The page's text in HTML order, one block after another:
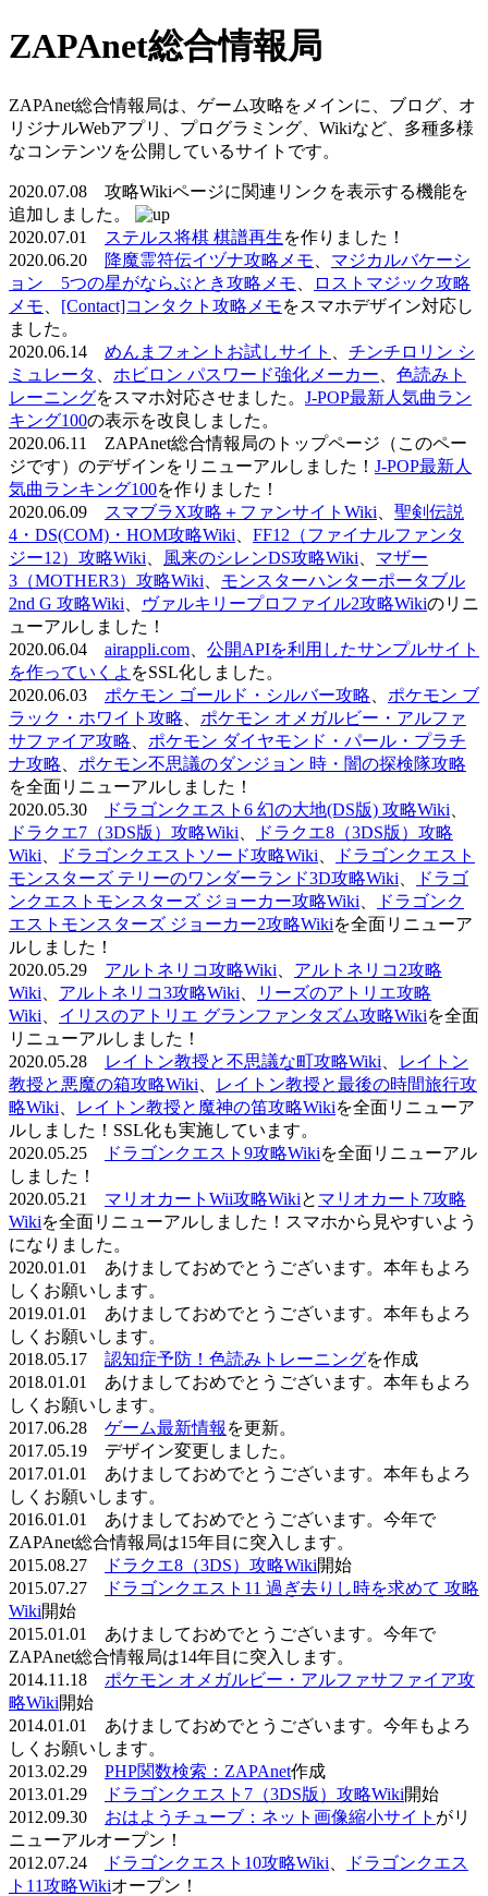
ZAPAnet総合情報局
ZAPAnet総合情報局は、ゲーム攻略をメインに、ブログ、オ
リジナルWebアプリ、プログラミング、Wikiなど、多種多様
なコンテンツを公開しているサイトです。
2020.07.08 攻略Wikiページに関連リンクを表示する機能を
追加しました。
2020.07.01
ステルス将棋 棋譜再生を作りました！
2020.06.20
降魔霊符伝イヅナ攻略メモ
マジカルバケーシ
ョン 5つの星がならぶとき攻略メモ
ロストマジック攻略
メモ
[Contact]コンタクト攻略メモをスマホデザイン対応し
ました。
2020.06.14 めんまフォントお試しサイト
チンチロリン シ
ミュレータ
ホビロン パスワード強化メーカー
色読みト
レーニングをスマホ対応させました。 J-POP最新人気曲ラン
キング100の表示を改良しました。
2020.06.11 ZAPAnet総合情報局のトップページ（このペー
ジです）のデザインをリニューアルしました！ J-POP最新人
気曲ランキング100を作りました！
2020.06.09
スマブラX攻略＋ファンサイトWiki
聖剣伝説
4・DS(COM)・HOM攻略Wiki
FF12（ファイナルファンタ
ジー12）攻略Wiki
風来のシレンDS攻略Wiki
マザー
3（MOTHER3）攻略Wiki
モンスターハンターポータブル
2nd G 攻略Wiki
ヴァルキリープロファイル2攻略Wikiのリニ
ューアルしました！
2020.06.04 airappli.com
公開APIを利用したサンプルサイト
を作っていくよ をSSL化しました。
2020.06.03 ポケモン ゴールド・シルバー攻略
ポケモン ブ
ラック・ホワイト攻略
ポケモン オメガルビー・アルファ
サファイア攻略
ポケモン ダイヤモンド・パール・プラチ
ナ攻略
ポケモン不思議のダンジョン 時・闇の探検隊攻略
を全面リニューアルしました！
2020.05.30
ドラゴンクエスト6 幻の大地(DS版) 攻略Wiki
ドラクエ7（3DS版）攻略Wiki
ドラクエ8（3DS版）攻略
Wiki
ドラゴンクエストソード攻略Wiki
ドラゴンクエスト
モンスターズ テリーのワンダーランド3D攻略Wiki
ドラゴ
ンクエストモンスターズ ジョーカー攻略Wiki
ドラゴンク
エストモンスターズ ジョーカー2攻略Wikiを全面リニューア
ルしました！
2020.05.29 アルトネリコ攻略Wiki
アルトネリコ2攻略
Wiki
アルトネリコ3攻略Wiki
リーズのアトリエ攻略
Wiki
イリスのアトリエ グランファンタズム攻略Wikiを全面
リニューアルしました！
2020.05.28
レイトン教授と不思議な町攻略Wiki
レイトン
教授と悪魔の箱攻略Wiki
レイトン教授と最後の時間旅行攻
略Wiki
レイトン教授と魔神の笛攻略Wikiを全面リニューア
ルしました！SSL化も実施しています。
2020.05.25
ドラゴンクエスト9攻略Wikiを全面リニューアル
しました！
2020.05.21 マリオカートWii攻略Wikiと マリオカート7攻略
Wikiを全面リニューアルしました！スマホから見やすいよう
になりました。
2020.01.01 あけましておめでとうございます。本年もよろ
しくお願いします。
2019.01.01 あけましておめでとうございます。本年もよろ
しくお願いします。
2018.05.17 認知症予防！色読みトレーニングを作成
2018.01.01 あけましておめでとうございます。本年もよろ
しくお願いします。
2017.06.28 ゲーム最新情報 を更新。
2017.05.19 デザイン変更しました。
2017.01.01 あけましておめでとうございます。本年もよろ
しくお願いします。
2016.01.01 あけましておめでとうございます。今年で
ZAPAnet総合情報局は15年目に突入します。
2015.08.27
ドラクエ8（3DS）攻略Wiki開始
2015.07.27
ドラゴンクエスト11 過ぎ去りし時を求めて 攻略
Wiki開始
2015.01.01 あけましておめでとうございます。今年で
ZAPAnet総合情報局は14年目に突入します。
2014.11.18 ポケモン オメガルビー・アルファサファイア攻
略Wiki開始
2014.01.01 あけましておめでとうございます。今年もよろ
しくお願いします。
2013.02.29 PHP関数検索：ZAPAnet作成
2013.01.29
ドラゴンクエスト7（3DS版）攻略Wiki開始
2012.09.30 おはようチューブ：ネット画像縮小サイト がリ
ニューアルオープン！
2012.07.24
ドラゴンクエスト10攻略Wiki
ドラゴンクエス
ト11攻略Wikiオープン！